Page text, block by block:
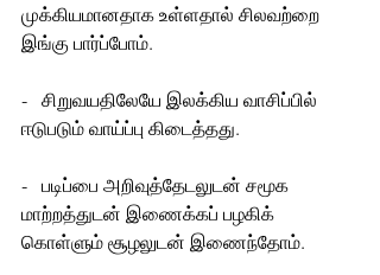
முக்கியமானதாக உள்ளதால் சிலவற்றை
இங்கு பார்ப்போம்.
-   சிறுவயதிலேயே இலக்கிய வாசிப்பில்
ஈடுபடும் வாய்ப்பு கிடைத்தது.
-   படிப்பை அறிவுத்தேடலுடன் சமூக
மாற்றத்துடன் இணைக்கப் பழகிக்
கொள்ளும் சூழலுடன் இணைந்தோம்.